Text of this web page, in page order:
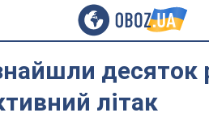
десяток
літак